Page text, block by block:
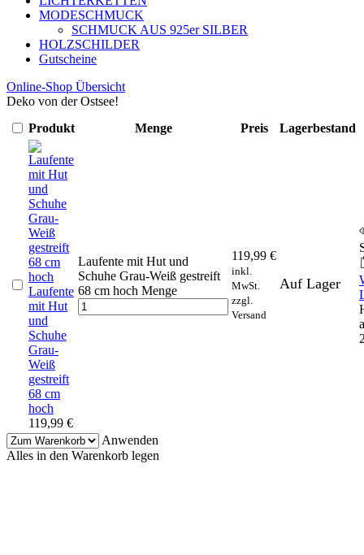
MODESCHMUCK
SCHMUCK AUS 925er SILBER
HOLZSCHILDER
Gutscheine
Online-Shop Übersicht
Deko von der Ostsee!
Produkt
Menge Preis Lagerbestand
Laufente
mit Hut
und
Schuhe
Grau-
Weiß
gestreift
68 cm
hoch
119,99 €
Laufente mit Hut und
Schuhe Grau-Weiß gestreift
68 cm hoch Menge
119,99 €
inkl.
MwSt.
zzgl.
Versand
Auf Lager
Anwenden
Alles in den Warenkorb legen